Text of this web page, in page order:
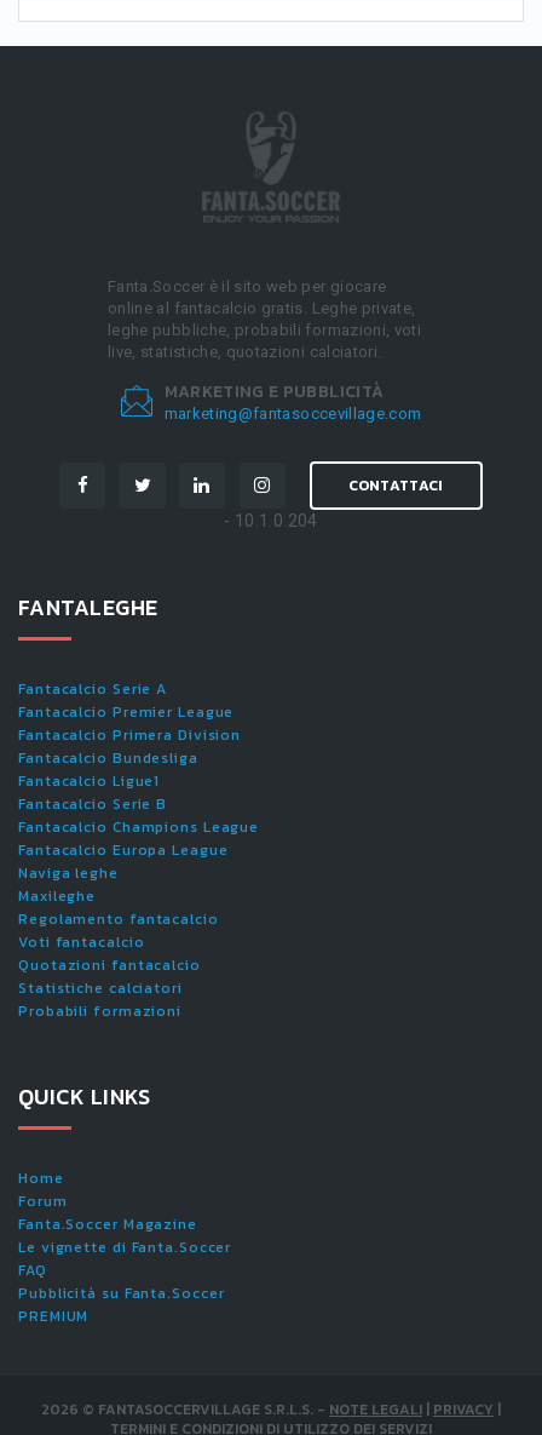
Fanta.Soccer è il sito web per giocare
online al fantacalcio gratis. Leghe private,
leghe pubbliche, probabili formazioni, voti
live, statistiche, quotazioni calciatori.
MARKETING E PUBBLICITÀ
marketing@fantasoccevillage.com
CONTATTACI
- 10.1.0.204
FANTALEGHE
Fantacalcio Serie A
Fantacalcio Premier League
Fantacalcio Primera Division
Fantacalcio Bundesliga
Fantacalcio Ligue1
Fantacalcio Serie B
Fantacalcio Champions League
Fantacalcio Europa League
Naviga leghe
Maxileghe
Regolamento fantacalcio
Voti fantacalcio
Quotazioni fantacalcio
Statistiche calciatori
Probabili formazioni
QUICK LINKS
Home
Forum
Fanta.Soccer Magazine
Le vignette di Fanta.Soccer
FAQ
Pubblicità su Fanta.Soccer
PREMIUM
2026 © FANTASOCCERVILLAGE S.R.L.S. - NOTE LEGALI | PRIVACY |
TERMINI E CONDIZIONI DI UTILIZZO DEI SERVIZI